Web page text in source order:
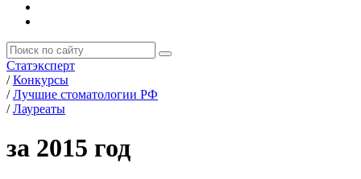
Статэксперт
/ Конкурсы
/ Лучшие стоматологии РФ
/ Лауреаты
за 2015 год